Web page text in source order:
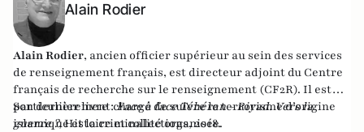
Alain Rodier
Alain Rodier, ancien officier supérieur au sein des services
de renseignement français, est directeur adjoint du Centre
français de recherche sur le renseignement (CF2R). Il est
particulièrement chargé de suivre le terrorisme d’origine
islamique et la criminalité organisée.
Son dernier livre :Face à face Téhéran - Riyad. Vers la
guerre ?, Histoire et collections, 2018.